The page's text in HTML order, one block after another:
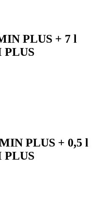
PLUS + 7 l
PLUS
PLUS + 0,5 l
PLUS